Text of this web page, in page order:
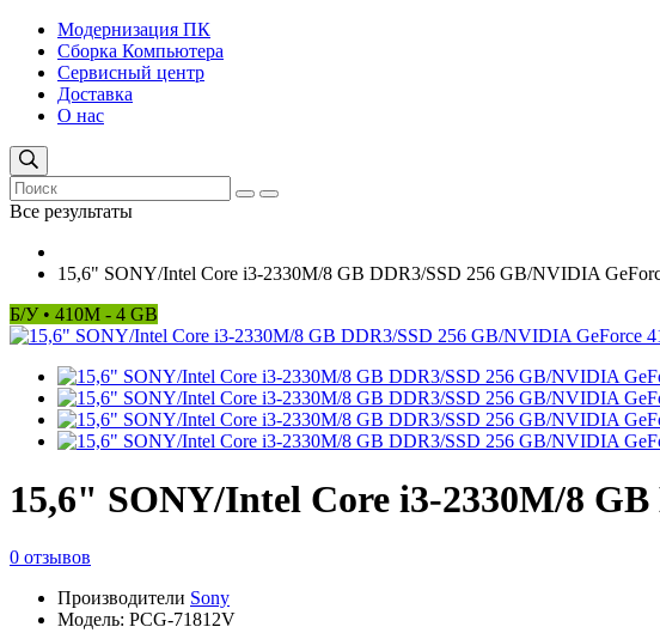
Модернизация ПК
Сборка Компьютера
Сервисный центр
Доставка
О нас
Все результаты
15,6" SONY/Intel Core i3-2330M/8 GB DDR3/SSD 256 GB/NVIDIA
Б/У • 410M - 4 GB
15,6" SONY/Intel Core i3-2330M/8
0 отзывов
Производители Sony
Модель: PCG-71812V